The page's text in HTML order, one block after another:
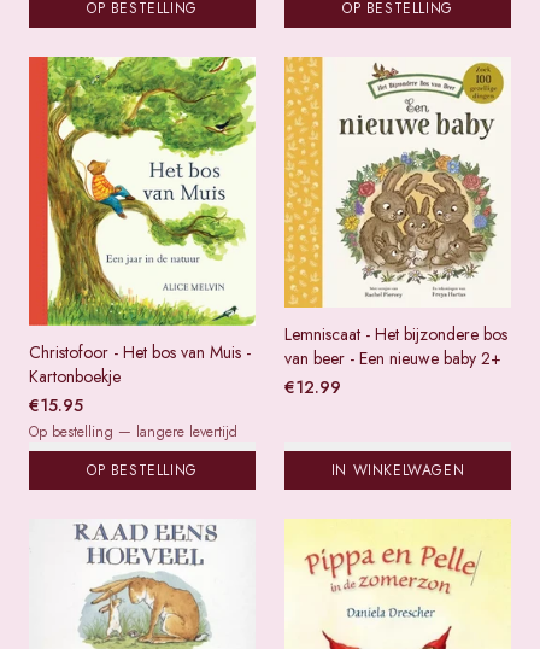
OP BESTELLING
OP BESTELLING
Christofoor - Het bos van Muis -
Kartonboekje
€15.95
Op bestelling — langere levertijd
OP BESTELLING
Lemniscaat - Het bijzondere bos
van beer - Een nieuwe baby 2+
€12.99
IN WINKELWAGEN